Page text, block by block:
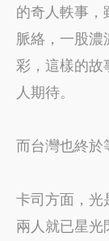
的奇人軼事，
脈絡，一股
彩，這樣的故
人期待。
而台灣也終於
卡司方面，光
兩人就已星光